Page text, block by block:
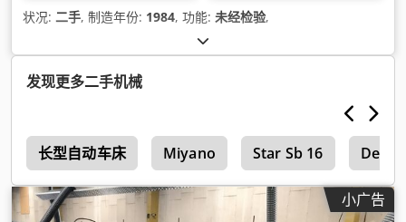
状况: 二手, 制造年份: 1984, 功能: 未经检验,
发现更多二手机械
长型自动车床 Miyano Star Sb 16
小广告